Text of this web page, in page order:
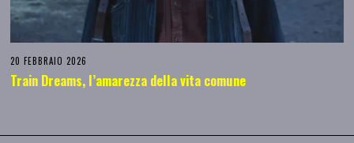
20 FEBBRAIO 2026
Train Dreams, l’amarezza della vita comune